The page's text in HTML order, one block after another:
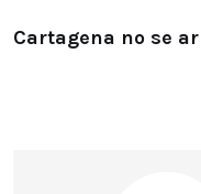
Cartagena no se